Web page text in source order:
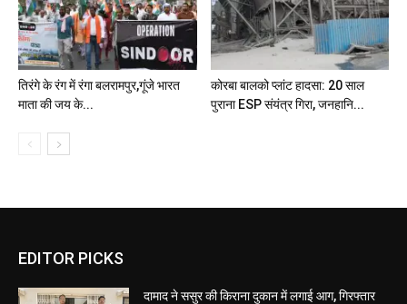
तिरंगे के रंग में रंगा बलरामपुर,गूंजे भारत
माता की जय के...
कोरबा बालको प्लांट हादसा: 20 साल
पुराना ESP संयंत्र गिरा, जनहानि...
EDITOR PICKS
दामाद ने ससुर की किराना दुकान में लगाई आग, गिरफ्तार